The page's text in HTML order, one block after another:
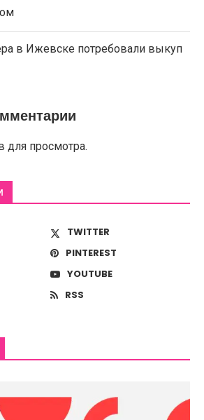
в Ижевске потребовали выкуп
для просмотра.
TWITTER
PINTEREST
YOUTUBE
RSS